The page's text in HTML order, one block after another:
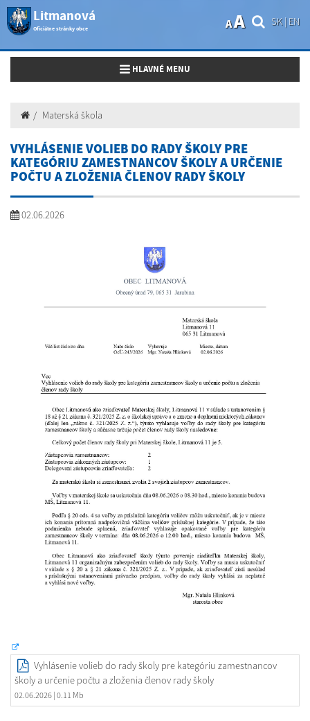
Litmanová
Oficiálne stránky obce
SK| EN
AA
Toggle navigation
HLAVNÉ MENU
Materská škola
VYHLÁSENIE VOLIEB DO RADY ŠKOLY PRE
KATEGÓRIU ZAMESTNANCOV ŠKOLY A URČENIE
POČTU A ZLOŽENIA ČLENOV RADY ŠKOLY
02.06.2026
Vyhlásenie volieb do rady školy pre kategóriu zamestnancov
školy a určenie počtu a zloženia členov rady školy
02.06.2026 | 0.11 Mb